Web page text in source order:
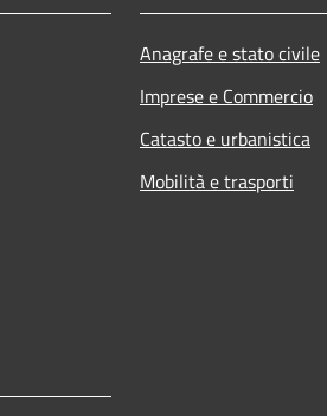
Anagrafe e stato civile
Imprese e Commercio
Catasto e urbanistica
Mobilità e trasporti